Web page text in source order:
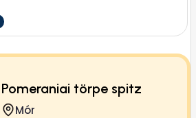
Pomeraniai törpe spitz
Mór